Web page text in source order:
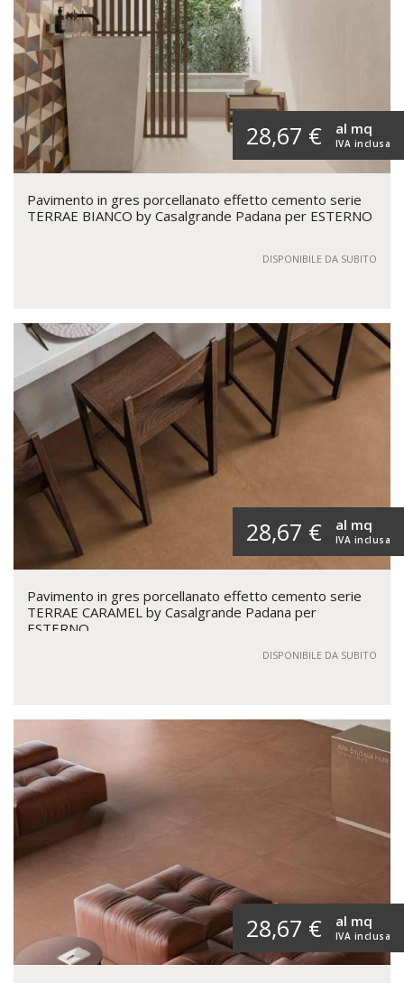
28,67 € IVA inclusa
al mq
Pavimento in gres porcellanato effetto cemento serie
TERRAE BIANCO by Casalgrande Padana per ESTERNO
DISPONIBILE DA SUBITO
28,67 € IVA inclusa
al mq
Pavimento in gres porcellanato effetto cemento serie
TERRAE CARAMEL by Casalgrande Padana per
ESTERNO
DISPONIBILE DA SUBITO
28,67 € IVA inclusa
al mq